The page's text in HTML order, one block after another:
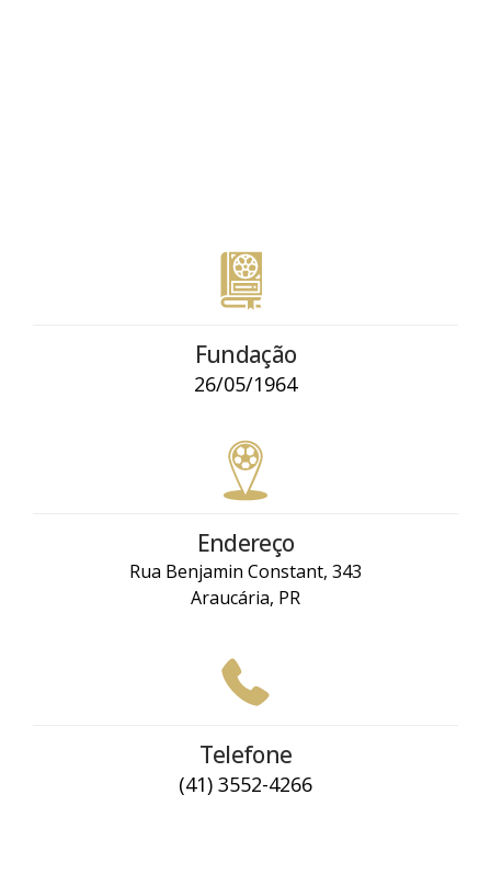
Fundação
26/05/1964
Endereço
Rua Benjamin Constant, 343
Araucária, PR
Telefone
(41) 3552-4266